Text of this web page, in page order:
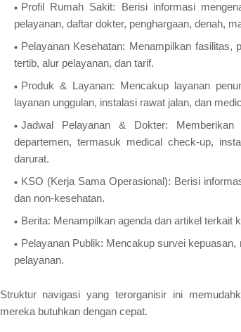
Profil Rumah Sakit: Berisi informasi
pelayanan, daftar dokter, penghargaan, denah,
Pelayanan Kesehatan: Menampilkan
tertib, alur pelayanan, dan tarif.
Produk & Layanan: Mencakup layanan
layanan unggulan, instalasi rawat jalan, dan
Jadwal Pelayanan & Dokter:
departemen, termasuk medical check-up,
darurat.
KSO (Kerja Sama Operasional): Berisi
dan non-kesehatan.
Berita: Menampilkan agenda dan artikel terkait
Pelayanan Publik: Mencakup survei
pelayanan.
Struktur navigasi yang terorganisir ini
mereka butuhkan dengan cepat.